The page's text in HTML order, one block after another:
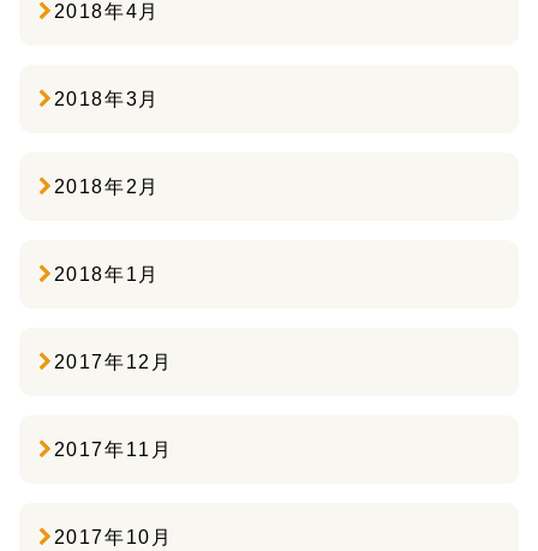
2018年4月
2018年3月
2018年2月
2018年1月
2017年12月
2017年11月
2017年10月